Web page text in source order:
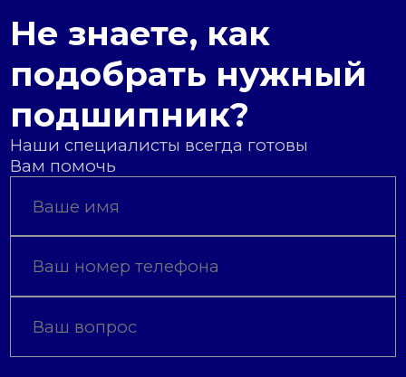
Не знаете, как
подобрать нужный
подшипник?
Наши специалисты всегда готовы
Вам помочь